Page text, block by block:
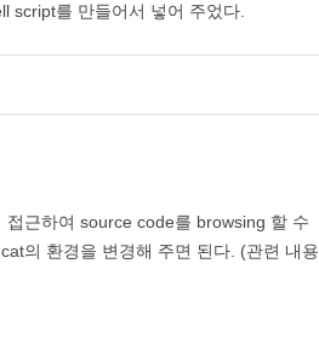
script를 만들어서 넣어 주었다.
근하여 source code를 browsing 할 수
의 환경을 변경해 주면 된다. (관련 내용